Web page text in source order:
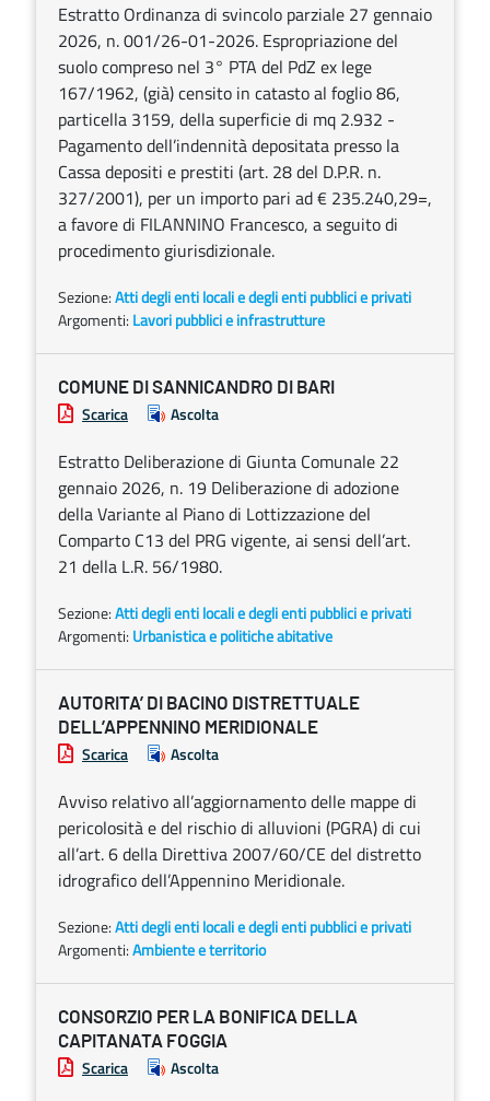
Estratto Ordinanza di svincolo parziale 27 gennaio
2026, n. 001/26-01-2026. Espropriazione del
suolo compreso nel 3° PTA del PdZ ex lege
167/1962, (già) censito in catasto al foglio 86,
particella 3159, della superficie di mq 2.932 -
Pagamento dell’indennità depositata presso la
Cassa depositi e prestiti (art. 28 del D.P.R. n.
327/2001), per un importo pari ad € 235.240,29=,
a favore di FILANNINO Francesco, a seguito di
procedimento giurisdizionale.
Sezione:Atti degli enti locali e degli enti pubblici e privati
Argomenti: Lavori pubblici e infrastrutture
COMUNE DI SANNICANDRO DI BARI
Scarica Ascolta
Estratto Deliberazione di Giunta Comunale 22
gennaio 2026, n. 19 Deliberazione di adozione
della Variante al Piano di Lottizzazione del
Comparto C13 del PRG vigente, ai sensi dell’art.
21 della L.R. 56/1980.
Sezione:Atti degli enti locali e degli enti pubblici e privati
Argomenti: Urbanistica e politiche abitative
AUTORITA’ DI BACINO DISTRETTUALE
DELL’APPENNINO MERIDIONALE
Scarica Ascolta
Avviso relativo all’aggiornamento delle mappe di
pericolosità e del rischio di alluvioni (PGRA) di cui
all’art. 6 della Direttiva 2007/60/CE del distretto
idrografico dell’Appennino Meridionale.
Sezione:Atti degli enti locali e degli enti pubblici e privati
Argomenti:Ambiente e territorio
CONSORZIO PER LA BONIFICA DELLA
CAPITANATA FOGGIA
Scarica Ascolta